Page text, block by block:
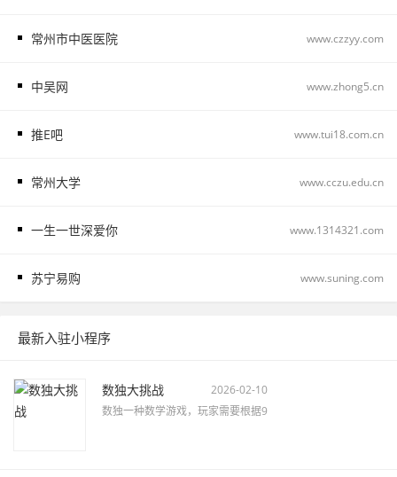
常州市中医医院 www.czzyy.com
中吴网 www.zhong5.cn
推E吧 www.tui18.com.cn
常州大学 www.cczu.edu.cn
一生一世深爱你 www.1314321.com
苏宁易购 www.suning.com
最新入驻小程序
数独大挑战
2026-02-10
数独一种数学游戏，玩家需要根据9